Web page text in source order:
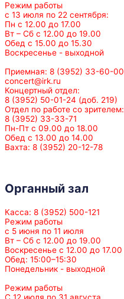
Режим работы
с 13 июля по 22 сентября:
Пн с 12.00 до 17.00
Вт – Сб с 12.00 до 19.00
Обед с 15.00 до 15.30
Воскресенье - выходной
Приемная: 8 (3952) 33-60-00
concert@irk.ru
Концертный отдел:
8 (3952) 50-01-24 (доб. 219)
Отдел по работе со зрителем:
8 (3952) 33-33-71
Пн-Пт с 09.00 до 18.00
Обед с 13.00 до 14.00
Вахта: 8 (3952) 20-12-78
Органный зал
Касса: 8 (3952) 500-121
Режим работы
с 5 июня по 11 июля
Вт – Сб с 12.00 до 19.00
Воскресенье с 12.00 до 17.00
Обед: 15:00–15:30
Понедельник - выходной
Режим работы